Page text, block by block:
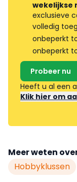
wekelijkse
exclusieve
volledig
onbeperkt
onbeperkt
Probeer nu
Heeft u al een
Klik hier om
Meer weten
Hobbyklussen